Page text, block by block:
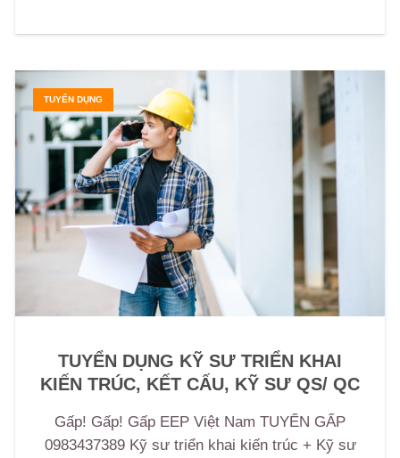
TUYỂN DỤNG
TUYỂN DỤNG KỸ SƯ TRIỂN KHAI
KIẾN TRÚC, KẾT CẤU, KỸ SƯ QS/ QC
Gấp! Gấp! Gấp EEP Việt Nam TUYỂN GẤP
0983437389 Kỹ sư triển khai kiến trúc + Kỹ sư